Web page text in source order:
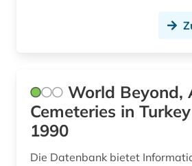
World Beyond,
Cemeteries in
1990
Die Datenbank bietet